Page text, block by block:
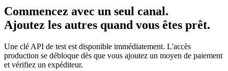
Commencez avec un seul canal.
Ajoutez les autres quand vous êtes prêt.
Une clé API de test est disponible immédiatement. L'accès
production se débloque dès que vous ajoutez un moyen de paiement
et vérifiez un expéditeur.